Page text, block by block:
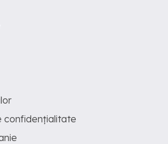
confidențialitate